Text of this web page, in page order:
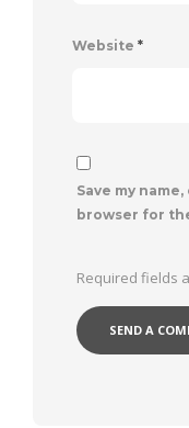
Website *
Save my
browser for
Required fields